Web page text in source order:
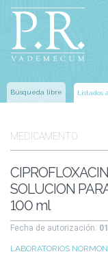
Búsqueda libre Listados
MEDICAMENTO
SOLUCION
100 ml
Fecha de autorización:
LABORATORIOS NORMON